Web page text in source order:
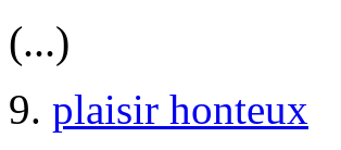
(...)
9. plaisir honteux